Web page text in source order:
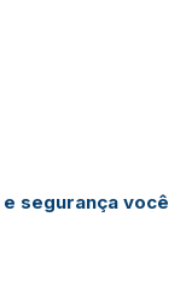
segurança você